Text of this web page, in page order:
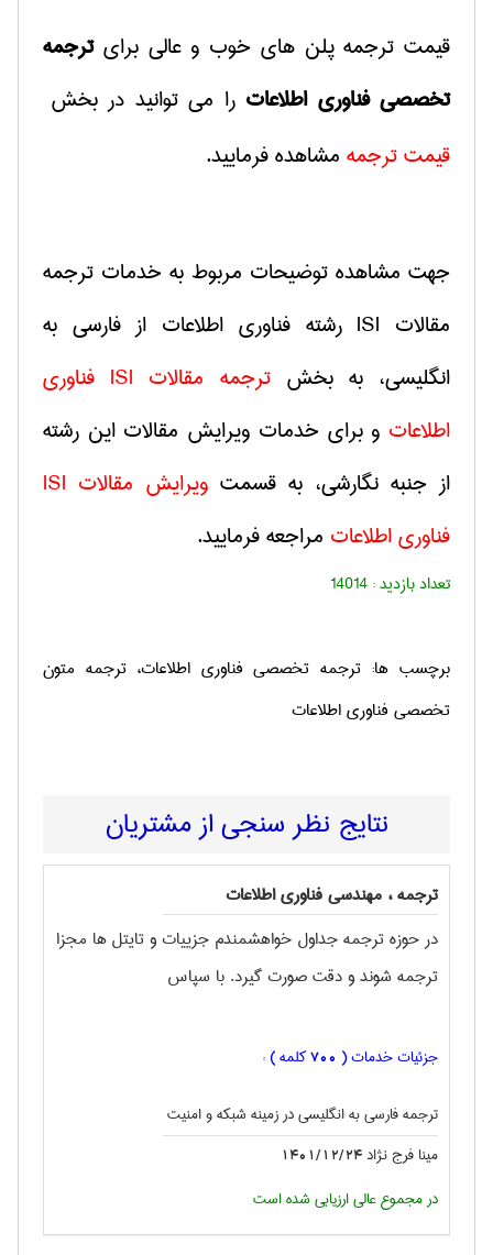
قیمت ترجمه پلن های خوب و عالی برایترجمه
تخصصی فناوری اطلاعات را می توانید در بخش
قیمت ترجمه مشاهده فرمایید.
جهت مشاهده توضیحات مربوط به خدمات ترجمه
مقالات ISI رشته فناوری اطلاعات از فارسی به
انگلیسی، به بخشترجمه مقالات ISI‌ فناوری
اطلاعات و برای خدمات ویرایش مقالات این رشته
از جنبه نگارشی، به قسمت ویرایش مقالات ISI
فناوری اطلاعات مراجعه فرمایید.
تعداد بازدید :14014
برچسب ها: ترجمه تخصصی فناوری اطلاعات، ترجمه متون
تخصصی فناوری اطلاعات
نتایج نظر سنجی از مشتریان
ترجمه ، مهندسی فناوری اطلاعات
در حوزه ترجمه جداول خواهشمندم جزییات و تایتل ها مجزا
ترجمه شوند و دقت صورت گیرد. با سپاس
جزئیات خدمات ( 700کلمه ) :
ترجمه فارسی به انگليسی در زمینه شبکه و امنیت
مینا فرج نژاد 1401/12/24
در مجموع عالی ارزیابی شده است